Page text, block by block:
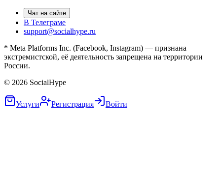
Чат на сайте
В Телеграме
support@socialhype.ru
* Meta Platforms Inc. (Facebook, Instagram) — признана
экстремистской, её деятельность запрещена на территории
России.
© 2026 SocialHype
Услуги Регистрация Войти